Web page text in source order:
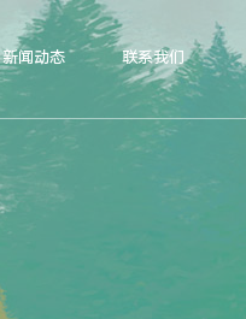
新闻动态 联系我们